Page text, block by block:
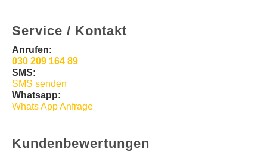
Service / Kontakt
Anrufen:
030 209 164 89
SMS:
SMS senden
Whatsapp:
Whats App Anfrage
Kundenbewertungen